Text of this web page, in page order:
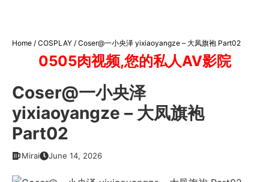
Home / COSPLAY / Coser@一小央泽 yixiaoyangze – 大凤旗袍 Part02
0505肉视频,您的私人AV影院
Coser@一小央泽
yixiaoyangze – 大凤旗袍
Part02
Mirai June 14, 2026